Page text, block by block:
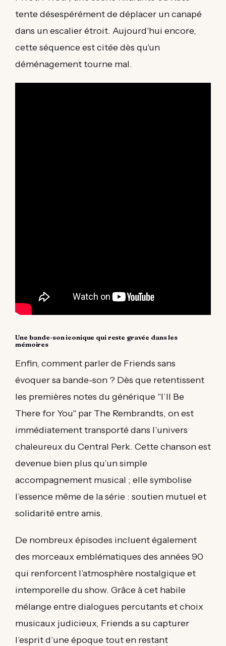
tente désespérément de déplacer un canapé
dans un escalier étroit. Aujourd'hui encore,
cette séquence est citée dès qu'un
déménagement tourne mal.
Une bande-son iconique qui reste gravée dans les
mémoires
Enfin, comment parler de Friends sans
évoquer sa bande-son ? Dès que retentissent
les premières notes du générique "I’ll Be
There for You" par The Rembrandts, on est
immédiatement transporté dans l’univers
chaleureux du Central Perk. Cette chanson est
devenue bien plus qu’un simple
accompagnement musical ; elle symbolise
l’essence même de la série : soutien mutuel et
solidarité entre amis.
De nombreux épisodes incluent également
des morceaux emblématiques des années 90
qui renforcent l’atmosphère nostalgique et
intemporelle du show. Grâce à cet habile
mélange entre dialogues percutants et choix
musicaux judicieux, Friends a su capturer
l’esprit d’une époque tout en restant